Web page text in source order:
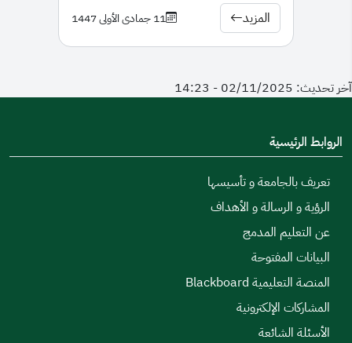
الحكيمة للتحول إلى تطبيق مفهوم الحكومة الإلكترونية تسعى
الجامعة للاستمرارية في تسريع وتحسين إجراءاتها وخدماتها، كما
لتسهيل العمليات الأكاديمية بما يخدم عضو هيئة التدريس
جميع خدماتها وذلك سعيًا منها لخدمة هذا الكيان التعليمي
تسعى عمادة القبول والتسجيل إلى التميز والوصول الى أعلى
مستوى احترافية بتدريب منسوبيها على أحدث الأنظمة
الأكاديمية المختصة. حيث تهدف إلى أتمتة جمع الخدمات
المقدمة للطلبة بنسبة 100%.
المزيد 11 جمادى الأولى 1447
آخر تحديث: 02/11/2025 - 14:23
الروابط الرئيسية
تعريف بالجامعة و تأسيسها
الرؤية و الرسالة و الأهداف
عن التعليم المدمج
البيانات المفتوحة
المنصة التعليمية Blackboard
المشاركات الإلكترونية
الأسئلة الشائعة